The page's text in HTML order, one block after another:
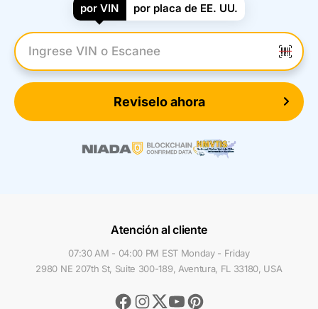
por VIN por placa de EE. UU.
Introduzca el VIN
Reviselo ahora
Atención al cliente
07:30 AM - 04:00 PM EST Monday - Friday
2980 NE 207th St, Suite 300-189, Aventura, FL 33180, USA
Facebook
Instagram
TwitterYoutubePinterest